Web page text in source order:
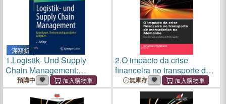
滿額折
1.Logistik- Und Supply
Chain Management:
Grundlagen, Theorien Und
Quantitative Aufgaben
預購中
2.O impacto da crise
financeira no transporte de
mercadorias na Alemanha
無庫存